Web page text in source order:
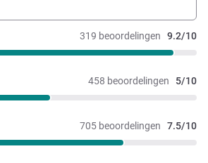
319 beoordelingen 9.2/10
458 beoordelingen 5/10
705 beoordelingen 7.5/10